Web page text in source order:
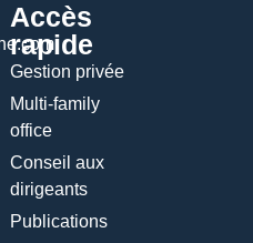
Accès
rapide
Gestion privée
Multi-family
office
Conseil aux
dirigeants
Publications